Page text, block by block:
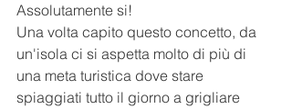
Assolutamente si!
Una volta capito questo concetto, da
un'isola ci si aspetta molto di più di
una meta turistica dove stare
spiaggiati tutto il giorno a grigliare